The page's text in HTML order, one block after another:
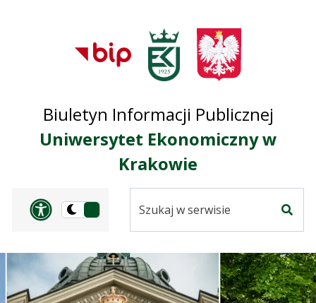
Przejdź do
głównego menu
Przejdź do treści
Przejdź do mapy
serwisu
Biuletyn Informacji Publicznej
Uniwersytet Ekonomiczny w
Krakowie
Panel dostosowania
Przełącz
ciemną
serwisie